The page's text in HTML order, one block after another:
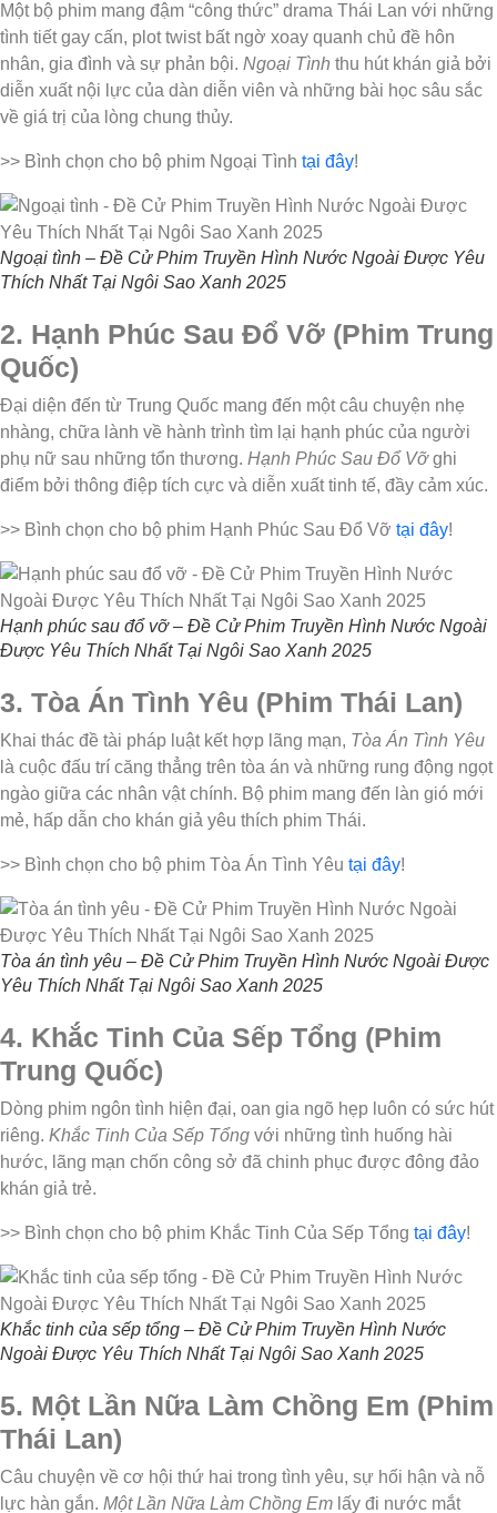
Một bộ phim mang đậm “công thức” drama Thái Lan với những
tình tiết gay cấn, plot twist bất ngờ xoay quanh chủ đề hôn
nhân, gia đình và sự phản bội. Ngoại Tình thu hút khán giả bởi
diễn xuất nội lực của dàn diễn viên và những bài học sâu sắc
về giá trị của lòng chung thủy.
>> Bình chọn cho bộ phim Ngoại Tình tại đây!
Ngoại tình – Đề Cử Phim Truyền Hình Nước Ngoài Được Yêu
Thích Nhất Tại Ngôi Sao Xanh 2025
2. Hạnh Phúc Sau Đổ Vỡ (Phim Trung
Quốc)
Đại diện đến từ Trung Quốc mang đến một câu chuyện nhẹ
nhàng, chữa lành về hành trình tìm lại hạnh phúc của người
phụ nữ sau những tổn thương. Hạnh Phúc Sau Đổ Vỡghi
điểm bởi thông điệp tích cực và diễn xuất tinh tế, đầy cảm xúc.
>> Bình chọn cho bộ phim Hạnh Phúc Sau Đổ Vỡ tại đây!
Hạnh phúc sau đổ vỡ – Đề Cử Phim Truyền Hình Nước Ngoài
Được Yêu Thích Nhất Tại Ngôi Sao Xanh 2025
3. Tòa Án Tình Yêu (Phim Thái Lan)
Khai thác đề tài pháp luật kết hợp lãng mạn, Tòa Án Tình Yêu
là cuộc đấu trí căng thẳng trên tòa án và những rung động ngọt
ngào giữa các nhân vật chính. Bộ phim mang đến làn gió mới
mẻ, hấp dẫn cho khán giả yêu thích phim Thái.
>> Bình chọn cho bộ phim Tòa Án Tình Yêu tại đây!
Tòa án tình yêu – Đề Cử Phim Truyền Hình Nước Ngoài Được
Yêu Thích Nhất Tại Ngôi Sao Xanh 2025
4. Khắc Tinh Của Sếp Tổng (Phim
Trung Quốc)
Dòng phim ngôn tình hiện đại, oan gia ngõ hẹp luôn có sức hút
riêng. Khắc Tinh Của Sếp Tổng với những tình huống hài
hước, lãng mạn chốn công sở đã chinh phục được đông đảo
khán giả trẻ.
>> Bình chọn cho bộ phim Khắc Tinh Của Sếp Tổng tại đây!
Khắc tinh của sếp tổng – Đề Cử Phim Truyền Hình Nước
Ngoài Được Yêu Thích Nhất Tại Ngôi Sao Xanh 2025
5. Một Lần Nữa Làm Chồng Em (Phim
Thái Lan)
Câu chuyện về cơ hội thứ hai trong tình yêu, sự hối hận và nỗ
lực hàn gắn. Một Lần Nữa Làm Chồng Em lấy đi nước mắt